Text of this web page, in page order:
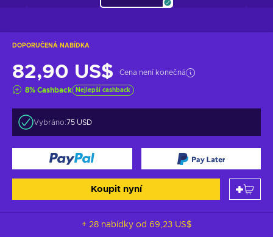
DOPORUČENÁ NABÍDKA
82,90 US$ Cena není konečná
8% Cashback Nejlepší cashback
Vybráno:75 USD
Koupit nyní
+ 28 nabídky od 69,23 US$